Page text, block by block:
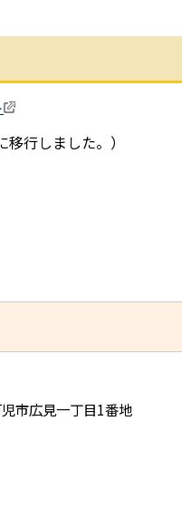
行しました。）
市広見一丁目1番地